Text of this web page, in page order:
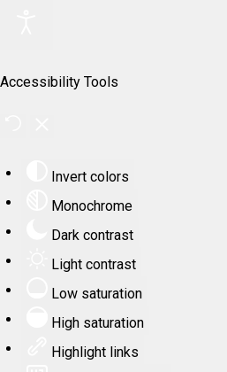
Accessibility Tools
Invert colors
Monochrome
Dark contrast
Light contrast
Low saturation
High saturation
Highlight links